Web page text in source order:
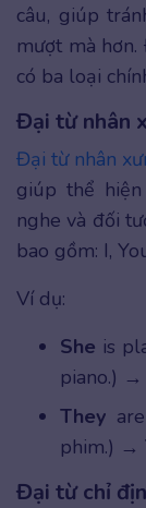
câu, giúp
mượt mà
có ba loại
Đại từ nhân
Đại từ nhân
giúp thể
nghe và đối
bao gồm: I,
Ví dụ:
She is
piano.) →
They
phim.) →
Đại từ chỉ